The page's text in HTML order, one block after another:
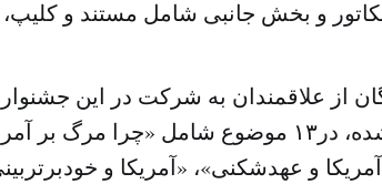
از علاقمندان به شرکت در این
بخش‌های یادشده، در۱۳ موضوع شامل «چرا
و عهدشکنی»، «آمریکا و